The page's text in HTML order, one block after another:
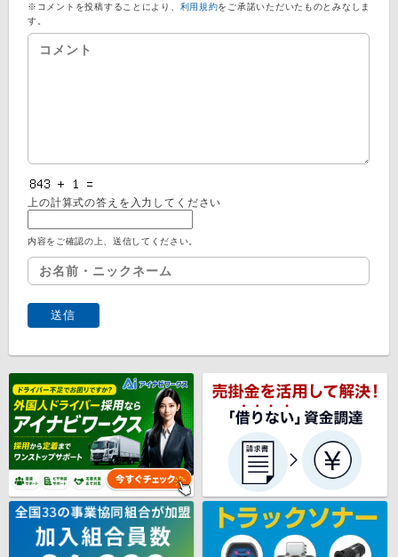
※コメントを投稿することにより、 利用規約をご承諾いただいたものとみなしま
す。
上の計算式の答えを入力してください
内容をご確認の上、送信してください。